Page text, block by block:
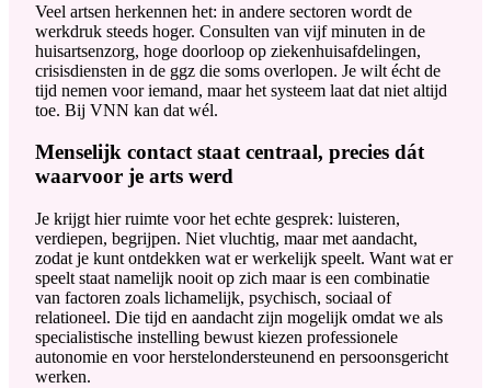
Veel artsen herkennen het: in andere sectoren wordt de
werkdruk steeds hoger. Consulten van vijf minuten in de
huisartsenzorg, hoge doorloop op ziekenhuisafdelingen,
crisisdiensten in de ggz die soms overlopen. Je wilt écht de
tijd nemen voor iemand, maar het systeem laat dat niet altijd
toe. Bij VNN kan dat wél.
Menselijk contact staat centraal, precies dát
waarvoor je arts werd
Je krijgt hier ruimte voor het echte gesprek: luisteren,
verdiepen, begrijpen. Niet vluchtig, maar met aandacht,
zodat je kunt ontdekken wat er werkelijk speelt. Want wat er
speelt staat namelijk nooit op zich maar is een combinatie
van factoren zoals lichamelijk, psychisch, sociaal of
relationeel. Die tijd en aandacht zijn mogelijk omdat we als
specialistische instelling bewust kiezen professionele
autonomie en voor herstelondersteunend en persoonsgericht
werken.